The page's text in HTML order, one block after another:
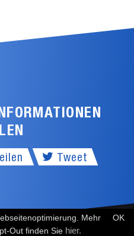
Tweet
OK
Mehr
Out finden Sie hier.